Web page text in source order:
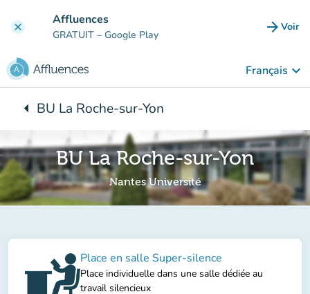
clear Affluences
GRATUIT – Google Play arrow_forward Voir
Français keyboard_arrow_down
arrow_leftRetour à :
BU La Roche-sur-Yon
BU La Roche-sur-Yon
Nantes Université
Place en salle Super-silence
Place individuelle dans une salle dédiée au
travail silencieux